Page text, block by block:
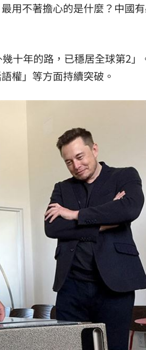
用不著擔心的是什麼？中國
十年的路，已穩居全球第2」
權」等方面持續突破。